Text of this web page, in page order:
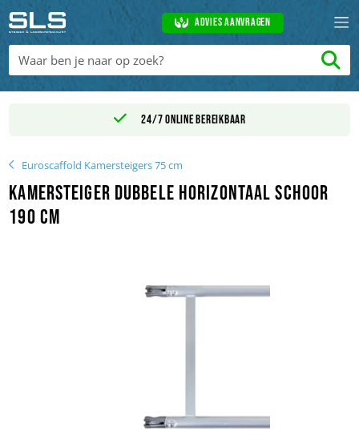
Advies aanvragen
24/7 online bereikbaar
Euroscaffold Kamersteigers 75 cm
Kamersteiger dubbele horizontaal schoor
190 cm